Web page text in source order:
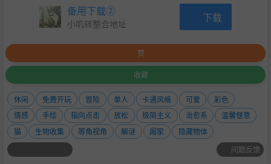
备用下载②
小叽转整合地址 下载
赞
收藏
休闲 免费开玩 冒险 单人 卡通风格 可爱
彩色
情感
手绘 指向点击 放松 极简主义 治愈系
温馨惬意
猫
生物收集 等角视角 解谜 阖家
隐藏物体
问题反馈